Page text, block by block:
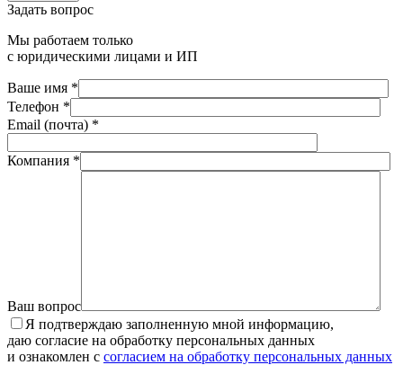
Задать вопрос
Мы работаем только
с юридическими лицами и ИП
Ваше имя *
Телефон *
Email (почта) *
Компания *
Ваш вопрос
Я подтверждаю заполненную мной информацию,
даю согласие на обработку персональных данных
и ознакомлен с согласием на обработку персональных данных